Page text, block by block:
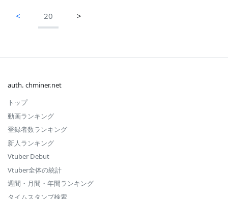
< 20 >
auth. chminer.net
トップ
動画ランキング
登録者数ランキング
新人ランキング
Vtuber Debut
Vtuber全体の統計
週間・月間・年間ランキング
タイムスタンプ検索